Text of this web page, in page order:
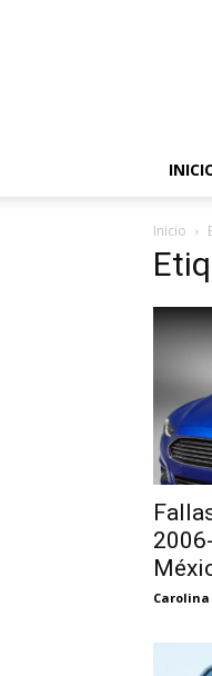
Inicio
Carolina